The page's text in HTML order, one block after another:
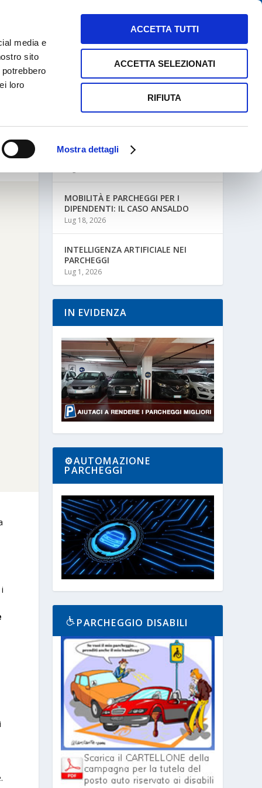
media e
sito
loro
Mostra dettagli
ACCETTA TUTTI
ACCETTA SELEZIONATI
RIFIUTA
MAPPE PARCHEGGI CONTATTI
ULTIME NEWS
MOBILITÀ AZIENDALE E PARCHEGGI
MOBILITÀ E PARCHEGGI PER I
DIPENDENTI: IL CASO ANSALDO
Lug 18, 2026
INTELLIGENZA ARTIFICIALE NEI
PARCHEGGI
Lug 1, 2026
IN EVIDENZA
⚙️AUTOMAZIONE
PARCHEGGI
PARCHEGGIO DISABILI